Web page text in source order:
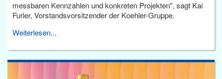
messbaren Kennzahlen und konkreten Projekten", sagt Kai
Furler, Vorstandsvorsitzender der Koehler-Gruppe.
Weiterlesen...